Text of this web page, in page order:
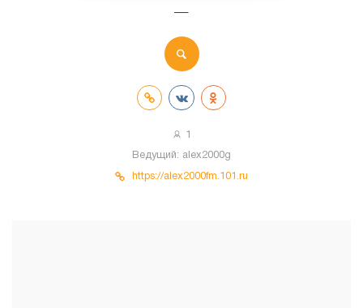
—
1
Ведущий: alex2000g
https://alex2000fm.101.ru